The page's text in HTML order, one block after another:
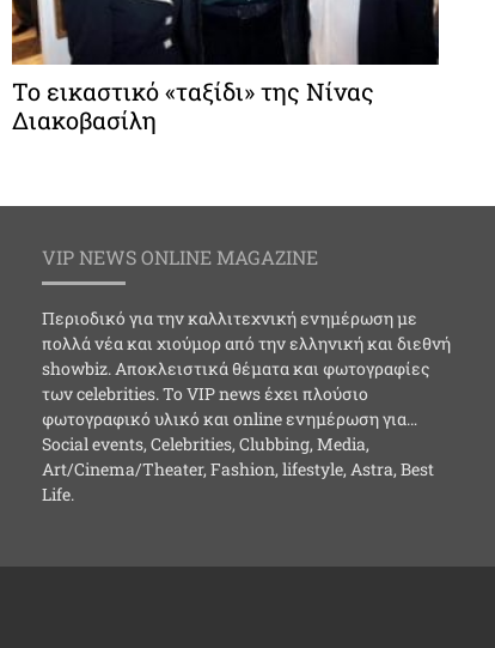
To εικαστικό «ταξίδι» της Νίνας
Διακοβασίλη
VIP NEWS ONLINE MAGAZINE
Περιοδικό για την καλλιτεχνική ενημέρωση με
πολλά νέα και χιούμορ από την ελληνική και διεθνή
showbiz. Αποκλειστικά θέματα και φωτογραφίες
των celebrities. Το VIP news έχει πλούσιο
φωτογραφικό υλικό και online ενημέρωση για…
Social events, Celebrities, Clubbing, Media,
Art/Cinema/Theater, Fashion, lifestyle, Astra, Best
Life.